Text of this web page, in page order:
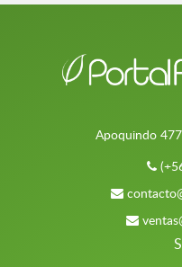
Apoquindo